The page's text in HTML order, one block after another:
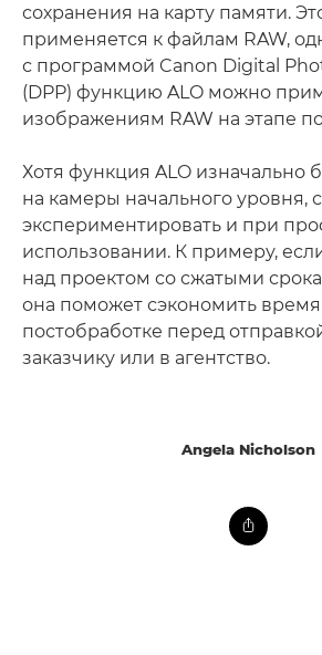
сохранения на карту памяти.
применяется к файлам RAW,
с программой Canon Digital
(DPP) функцию ALO можно
изображениям RAW на этапе
Хотя функция ALO изначально
на камеры начального уровня,
экспериментировать и при
использовании. К примеру,
над проектом со сжатыми
она поможет сэкономить
постобработке перед
заказчику или в агентство.
Angela Nicholson